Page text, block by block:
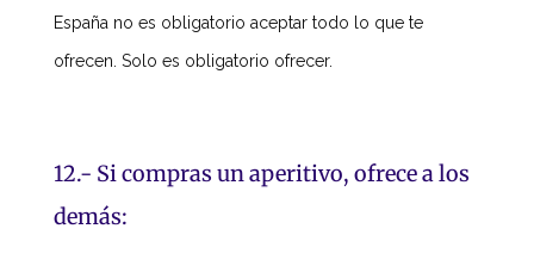
España no es obligatorio aceptar todo lo que te
ofrecen. Solo es obligatorio ofrecer.
12.- Si compras un aperitivo, ofrece a los
demás: